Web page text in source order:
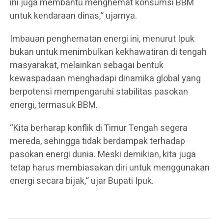
untuk kendaraan dinas,” ujarnya.
Imbauan penghematan energi ini, menurut Ipuk
bukan untuk menimbulkan kekhawatiran di tengah
masyarakat, melainkan sebagai bentuk
kewaspadaan menghadapi dinamika global yang
berpotensi mempengaruhi stabilitas pasokan
energi, termasuk BBM.
“Kita berharap konflik di Timur Tengah segera
mereda, sehingga tidak berdampak terhadap
pasokan energi dunia. Meski demikian, kita juga
tetap harus membiasakan diri untuk menggunakan
energi secara bijak,” ujar Bupati Ipuk.